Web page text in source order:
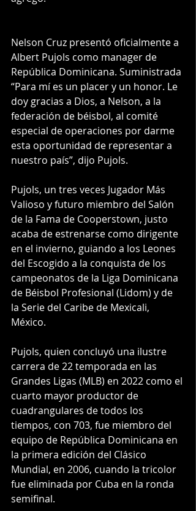
Nelson Cruz presentó oficialmente a
Albert Pujols como manager de
República Dominicana. Suministrada
“Para mí es un placer y un honor. Le
doy gracias a Dios, a Nelson, a la
federación de béisbol, al comité
especial de operaciones por darme
esta oportunidad de representar a
nuestro país”, dijo Pujols.
Pujols, un tres veces Jugador Más
Valioso y futuro miembro del Salón
de la Fama de Cooperstown, justo
acaba de estrenarse como dirigente
en el invierno, guiando a los Leones
del Escogido a la conquista de los
campeonatos de la Liga Dominicana
de Béisbol Profesional (Lidom) y de
la Serie del Caribe de Mexicali,
México.
Pujols, quien concluyó una ilustre
carrera de 22 temporada en las
Grandes Ligas (MLB) en 2022 como el
cuarto mayor productor de
cuadrangulares de todos los
tiempos, con 703, fue miembro del
equipo de República Dominicana en
la primera edición del Clásico
Mundial, en 2006, cuando la tricolor
fue eliminada por Cuba en la ronda
semifinal.